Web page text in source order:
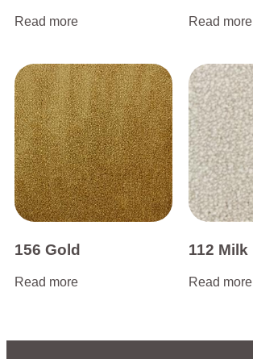
Read more Read more
156 Gold
Read more
112 Milk
Read more